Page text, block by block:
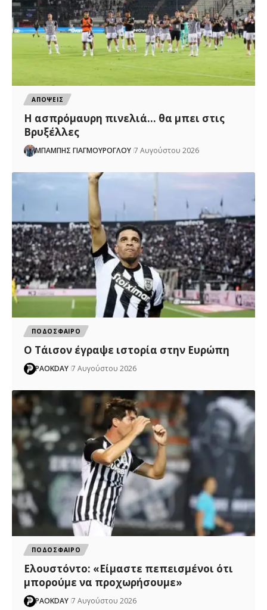
ΑΠΟΨΕΙΣ
Η ασπρόμαυρη πινελιά… θα μπει στις
Βρυξέλλες
ΜΠΑΜΠΗΣ ΓΙΑΓΜΟΥΡΟΓΛΟΥ 7 Αυγούστου 2026
ΠΟΔΟΣΦΑΙΡΟ
Ο Τάισον έγραψε ιστορία στην Ευρώπη
PAOKDAY 7 Αυγούστου 2026
ΠΟΔΟΣΦΑΙΡΟ
Ελουστόντο: «Είμαστε πεπεισμένοι ότι
μπορούμε να προχωρήσουμε»
PAOKDAY 7 Αυγούστου 2026